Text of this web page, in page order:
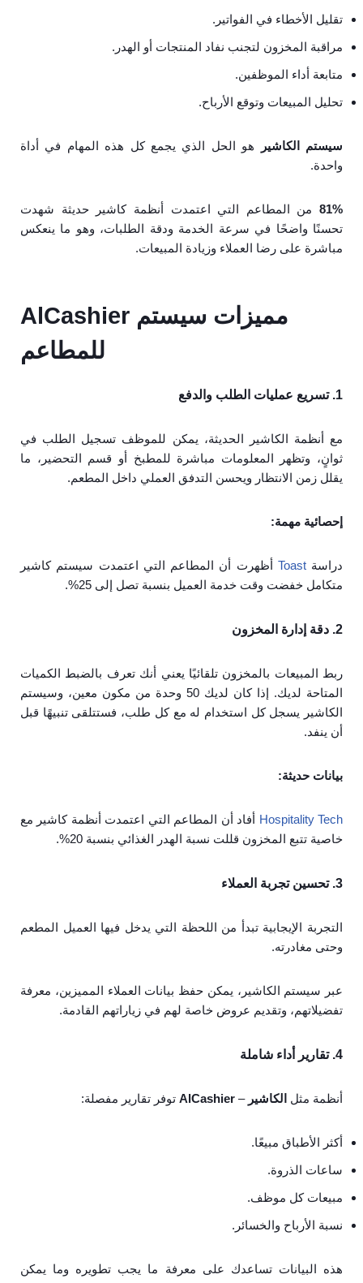
تقليل الأخطاء في الفواتير.
مراقبة المخزون لتجنب نفاد المنتجات أو الهدر.
متابعة أداء الموظفين.
تحليل المبيعات وتوقع الأرباح.
سيستم الكاشير
هو الحل الذي يجمع كل هذه المهام في أداة
واحدة.
81% من المطاعم التي اعتمدت أنظمة كاشير حديثة شهدت
تحسنًا واضحًا في سرعة الخدمة ودقة الطلبات، وهو ما ينعكس
مباشرة على رضا العملاء وزيادة المبيعات.
مميزات سيستم AlCashier
للمطاعم
1. تسريع عمليات الطلب والدفع
مع أنظمة الكاشير الحديثة، يمكن للموظف تسجيل الطلب في
ثوانٍ، وتظهر المعلومات مباشرة للمطبخ أو قسم التحضير، ما
يقلل زمن الانتظار ويحسن التدفق العملي داخل المطعم.
إحصائية مهمة:
دراسةToast أظهرت أن المطاعم التي اعتمدت سيستم كاشير
متكامل خفضت وقت خدمة العميل بنسبة تصل إلى 25%.
2. دقة إدارة المخزون
ربط المبيعات بالمخزون تلقائيًا يعني أنك تعرف بالضبط الكميات
المتاحة لديك. إذا كان لديك 50 وحدة من مكون معين، وسيستم
الكاشير يسجل كل استخدام له مع كل طلب، فستتلقى تنبيهًا قبل
أن ينفد.
بيانات حديثة:
Hospitality Tech أفاد أن المطاعم التي اعتمدت أنظمة كاشير مع
خاصية تتبع المخزون قللت نسبة الهدر الغذائي بنسبة 20%.
3. تحسين تجربة العملاء
التجربة الإيجابية تبدأ من اللحظة التي يدخل فيها العميل المطعم
وحتى مغادرته.
عبر سيستم الكاشير، يمكن حفظ بيانات العملاء المميزين، معرفة
تفضيلاتهم، وتقديم عروض خاصة لهم في زياراتهم القادمة.
4. تقارير أداء شاملة
أنظمة مثل الكاشير –
AlCashier توفر تقارير مفصلة:
أكثر الأطباق مبيعًا.
ساعات الذروة.
مبيعات كل موظف.
نسبة الأرباح والخسائر.
هذه البيانات تساعدك على معرفة ما يجب تطويره وما يمكن